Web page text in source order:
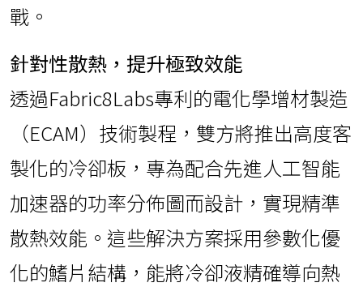
戰。
針對性散熱，提升極致效能
透過Fabric8Labs專利的電化學增材製造
（ECAM）技術製程，雙方將推出高度客
製化的冷卻板，專為配合先進人工智能
加速器的功率分佈圖而設計，實現精準
散熱效能。這些解決方案採用參數化優
化的鰭片結構，能將冷卻液精確導向熱